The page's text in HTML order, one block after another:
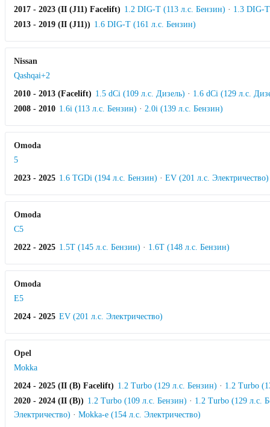
2017 - 2023 (II (J11) Facelift) 1.2 DIG-T (113 л.с. Бензин) · 1.3 DIG-
2013 - 2019 (II (J11)) 1.6 DIG-T (161 л.с. Бензин)
Nissan
Qashqai+2
2010 - 2013 (Facelift) 1.5 dCi (109 л.с. Дизель) · 1.6 dCi (129 л.с.
2008 - 2010 1.6i (113 л.с. Бензин) · 2.0i (139 л.с. Бензин)
Omoda
5
2023 - 2025 1.6 TGDi (194 л.с. Бензин) · EV (201 л.с. Электричество)
Omoda
C5
2022 - 2025 1.5T (145 л.с. Бензин) · 1.6T (148 л.с. Бензин)
Omoda
E5
2024 - 2025 EV (201 л.с. Электричество)
Opel
Mokka
2024 - 2025 (II (B) Facelift) 1.2 Turbo (129 л.с. Бензин) · 1.2 Turbo
2020 - 2024 (II (B)) 1.2 Turbo (109 л.с. Бензин) · 1.2 Turbo (129 л.с.
Электричество) · Mokka-e (154 л.с. Электричество)